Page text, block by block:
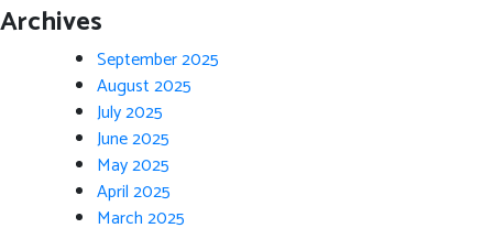
Archives
September 2025
August 2025
July 2025
June 2025
May 2025
April 2025
March 2025